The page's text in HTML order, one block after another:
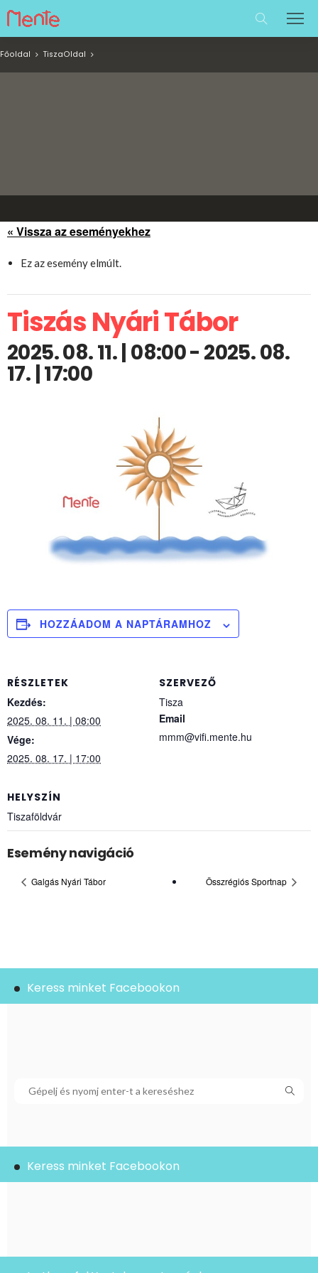
Főoldal TiszaOldal
« Vissza az eseményekhez
Ez az esemény elmúlt.
Tiszás Nyári Tábor
2025. 08. 11. | 08:00- 2025. 08.
17. | 17:00
HOZZÁADOM A NAPTÁRAMHOZ
RÉSZLETEK
Kezdés:
2025. 08. 11. | 08:00
Vége:
2025. 08. 17. | 17:00
SZERVEZŐ
Tisza
Email
mmm@vifi.mente.hu
HELYSZÍN
Tiszaföldvár
Esemény navigáció
Galgás Nyári Tábor Összrégiós Sportnap
Keress minket Facebookon
Keress minket Facebookon